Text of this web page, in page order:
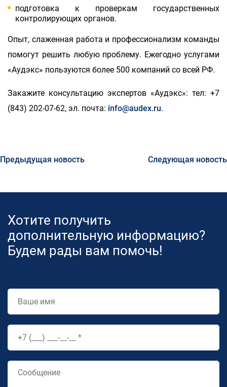
подготовка к проверкам государственных
контролирующих органов.
Опыт, слаженная работа и профессионализм команды
помогут решить любую проблему. Ежегодно услугами
«Аудэкс» пользуются более 500 компаний со всей РФ.
Закажите консультацию экспертов «Аудэкс»: тел: +7
(843) 202-07-62, эл. почта: info@audex.ru.
Предыдущая новость Следующая новость
Хотите получить
дополнительную информацию?
Будем рады вам помочь!